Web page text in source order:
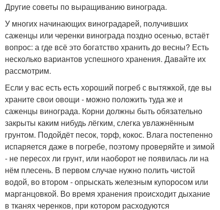
Другие советы по выращиванию винограда.
У многих начинающих виноградарей, получивших
саженцы или черенки винограда поздно осенью, встаёт
вопрос: а где всё это богатство хранить до весны? Есть
несколько вариантов успешного хранения. Давайте их
рассмотрим.
Если у вас есть есть хороший погреб с вытяжкой, где вы
храните свои овощи - можно положить туда же и
саженцы винограда. Корни должны быть обязательно
закрыты каким нибудь лёгким, слегка увлажнённым
грунтом. Подойдёт песок, торф, кокос. Влага постепенно
испаряется даже в погребе, поэтому проверяйте и зимой
- не пересох ли грунт, или наоборот не появилась ли на
нём плесень. В первом случае нужно полить чистой
водой, во втором - опрыскать железным купоросом или
марганцовкой. Во время хранения происходит дыхание
в тканях черенков, при котором расходуются